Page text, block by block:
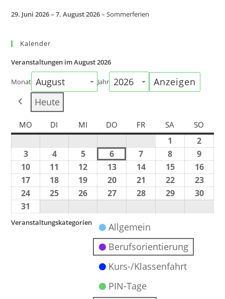
29. Juni 2026– 7. August 2026–Sommerferien
Kalender
Veranstaltungen im August 2026
Monat Jahr
Heute
MO DI MI DO FR SA SO
1
2
3
4 5 6 7 8
9
10
11 12 13 14 15
16
17
18 19 20 21 22
23
24
25 26 27 28 29
30
31
Veranstaltungskategorien
Allgemein
Berufsorientierung
Kurs-/Klassenfahrt
PIN-Tage